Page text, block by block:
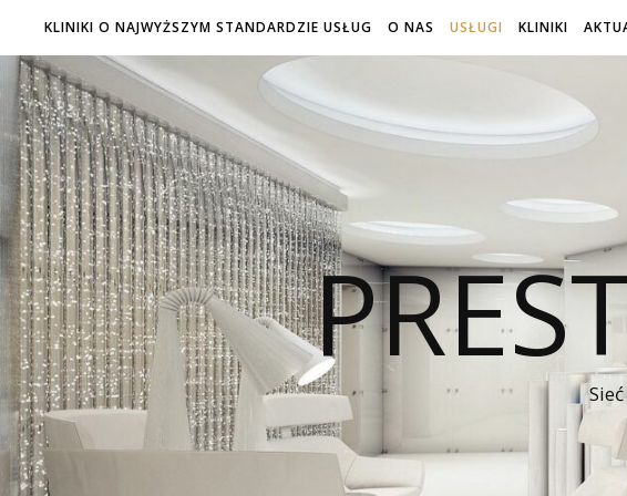
KLINIKI O NAJWYŻSZYM STANDARDZIE USŁUG O NAS USŁUGI KLINIKI